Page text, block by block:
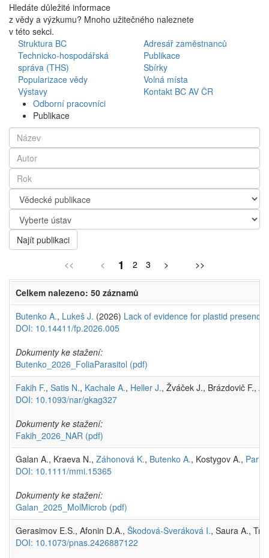
Hledáte důležité informace
z vědy a výzkumu? Mnoho užitečného naleznete
v této sekci.
Struktura BC
Adresář zaměstnanců
Technicko-hospodářská
správa (THS)
Publikace
Sbírky
Popularizace vědy
Volná místa
Výstavy
Kontakt BC AV ČR
Odborní pracovníci
Publikace
Najít publikaci
<< < 1 2 3 > >>
Celkem nalezeno: 50 záznamů
Butenko A., Lukeš J. (2026) Lack of evidence for plastid
DOI: 10.14411/fp.2026.005
Dokumenty ke stažení:
Butenko_2026_FoliaParasitol (pdf)
Fakih F., Satis N., Kachale A., Heller J., Žváček J., Brázdovič F.,
DOI: 10.1093/nar/gkag327
Dokumenty ke stažení:
Fakih_2026_NAR (pdf)
Galan A., Kraeva N., Záhonová K., Butenko A., Kostygov A., Paris
DOI: 10.1111/mmi.15365
Dokumenty ke stažení:
Galan_2025_MolMicrob (pdf)
Gerasimov E.S., Afonin D.A., Škodová-Sveráková I., Saura A.,
DOI: 10.1073/pnas.2426887122